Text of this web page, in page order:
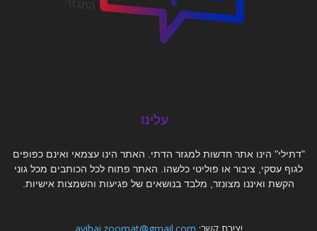
עלינו
"דתילי" הינו אתר חדשות למגזר הדתי. האתר הינו עצמאי ואינם כפופים
לגוף עסקי, ציבור או פוליטי כלשהו. האתר פתוח לכל הכותבים מכל גוני
הקשת ואיננו מצונזר, מלבד בנושאים של פגיעות והשמצות אישיות.
יצירת קשר: avihai.zoomat@gmail.com